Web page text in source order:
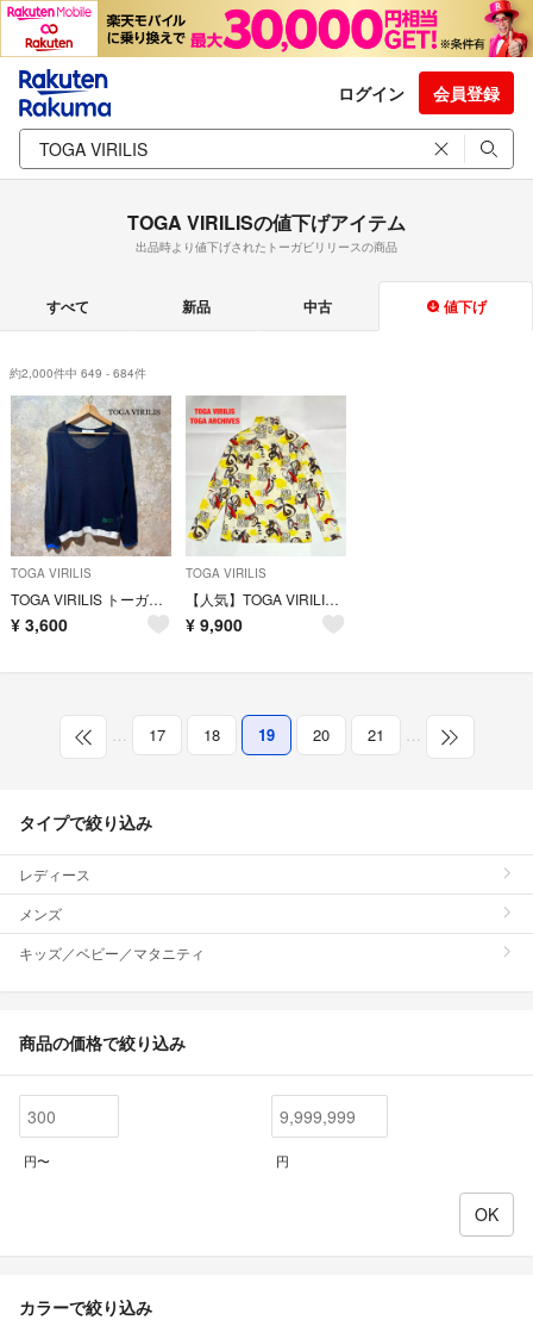
ログイン 会員登録
TOGA VIRILISの値下げアイテム
出品時より値下げされたトーガビリリースの商品
すべて 新品 中古 値下げ
約2,000件中 649 - 684件
TOGA VIRILIS
TOGA VIRILIS トーガビリリース メッシュカットソー ロンT
¥ 3,600
TOGA VIRILIS
【人気】TOGA VIRILIS TOGA ARCHIVES タートルネック
¥ 9,900
… 17 18 19 20 21 …
タイプで絞り込み
レディース
メンズ
キッズ／ベビー／マタニティ
商品の価格で絞り込み
円〜 円
カラーで絞り込み